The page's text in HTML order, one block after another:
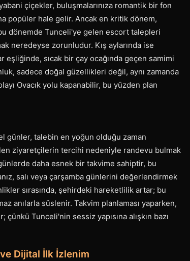
çiçekler, buluşmalarınıza romantik bir fon
popüler hale gelir. Ancak en kritik dönem,
dönemde Tunceli'ye gelen escort talepleri
neredeyse zorunludur. Kış aylarında ise
eşliğinde, sıcak bir çay ocağında geçen samimi
sadece doğal güzellikleri değil, aynı zamanda
Ovacık yolu kapanabilir, bu yüzden plan
günler, talebin en yoğun olduğu zaman
ziyaretçilerin tercihi nedeniyle randevu bulmak
daha esnek bir takvime sahiptir, bu
salı veya çarşamba günlerini değerlendirmek
sırasında, şehirdeki hareketlilik artar; bu
anılarla süslenir. Takvim planlaması yaparken,
Tunceli'nin sessiz yapısına alışkın bazı
Dijital İlk İzlenim